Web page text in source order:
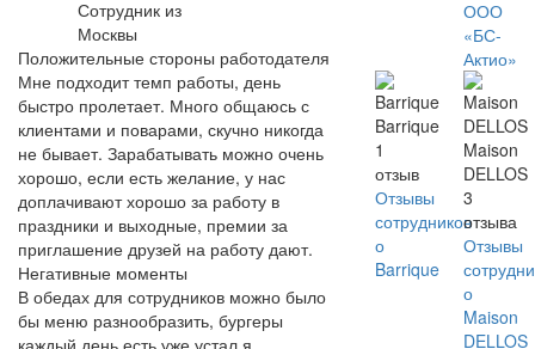
Сотрудник из
Москвы
Положительные стороны работодателя
Мне подходит темп работы, день
быстро пролетает. Много общаюсь с
клиентами и поварами, скучно никогда
не бывает. Зарабатывать можно очень
хорошо, если есть желание, у нас
доплачивают хорошо за работу в
праздники и выходные, премии за
приглашение друзей на работу дают.
Негативные моменты
В обедах для сотрудников можно было
бы меню разнообразить, бургеры
каждый день есть уже устал я.
ООО
«БС-
Актио»
Barrique
1
отзыв
Отзывы
сотрудников
о
Barrique
Maison
DELLOS
3
отзыва
Отзывы
о
Maison
DELLOS